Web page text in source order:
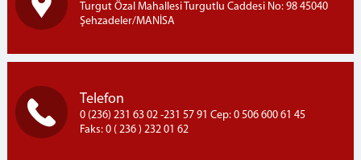
Teknik Servis
Emanet Eşya Birimi
Bilgi İşlem Birimi
KURSLARIMIZ
Turgut Özal Mahallesi Turgutlu Caddesi No: 98 45040
Şehzadeler/MANİSA
Telefon
0 (236) 231 63 02 -231 57 91 Cep: 0 506 600 61 45
Faks: 0 ( 236 ) 232 01 62